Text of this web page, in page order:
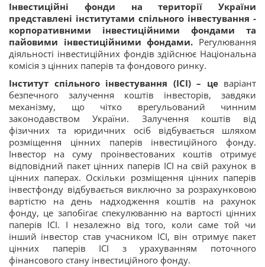
Інвестиційні фонди на території України
представлені інститутами спільного інвестування -
корпоративними інвестиційними фондами та
пайовими інвестиційними фондами. Регулювання
діяльності інвестиційних фондів здійснює Національна
комісія з цінних паперів та фондового ринку.
Інститут спільного інвестування (ІСІ) – цеваріант
безпечного залучення коштів інвесторів, завдяки
механізму, що чітко врегульований чинним
законодавством України. Залучення коштів від
фізичних та юридичних осіб відбувається шляхом
розміщення цінних паперів інвестиційного фонду.
Інвестор на суму проінвестованих коштів отримує
відповідний пакет цінних паперів ІСІ на свій рахунок в
цінних паперах. Оскільки розміщення цінних паперів
інвестфонду відбувається виключно за розрахунковою
вартістю на день надходження коштів на рахунок
фонду, це запобігає спекулюванню на вартості цінних
паперів ІСІ. І незалежно від того, коли саме той чи
інший інвестор став учасником ІСІ, він отримує пакет
цінних паперів ІСІ з урахуванням поточного
фінансового стану інвестиційного фонду.